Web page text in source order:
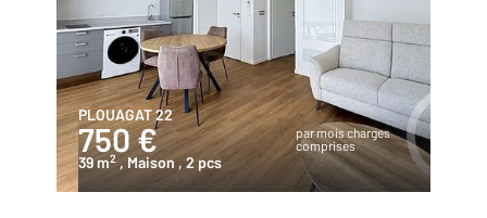
PLOUAGAT 22
750 €
par mois charges
comprises
39 m2 , Maison , 2 pcs